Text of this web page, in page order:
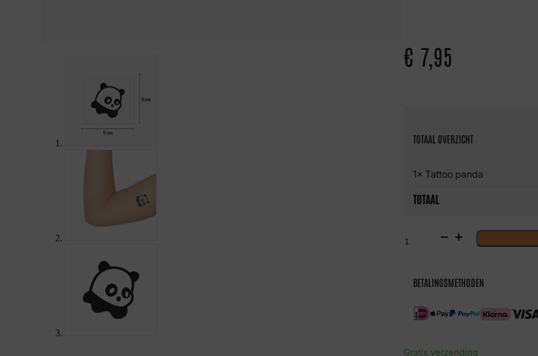
€ 7,95
TOTAAL OVERZICHT
1× Tattoo panda
TOTAAL
panda
BETALINGSMETHODEN
Gratis verzending